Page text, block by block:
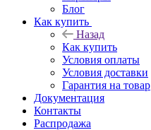
Блог
Как купить
Назад
Как купить
Условия оплаты
Условия доставки
Гарантия на товар
Документация
Контакты
Распродажа